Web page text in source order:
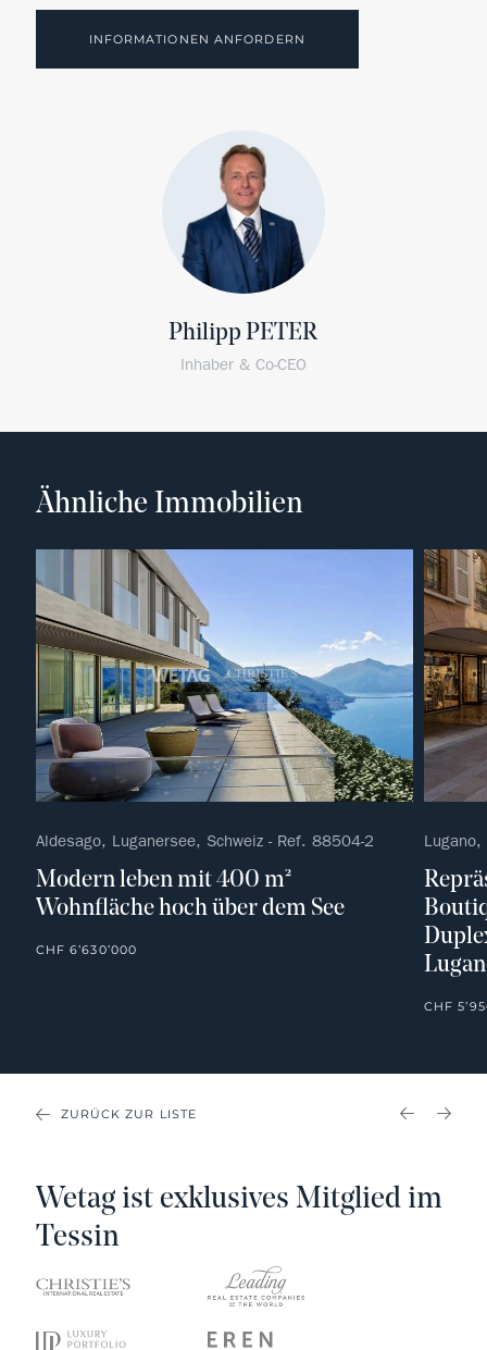
INFORMATIONEN ANFORDERN
Philipp PETER
Inhaber & Co-CEO
Ähnliche Immobilien
Aldesago, Luganersee, Schweiz - Ref. 88504-2
Modern leben mit 400 m²
Wohnfläche hoch über dem See
CHF 6’630’000
CHF
ZURÜCK ZUR LISTE
Wetag ist exklusives Mitglied im
Tessin